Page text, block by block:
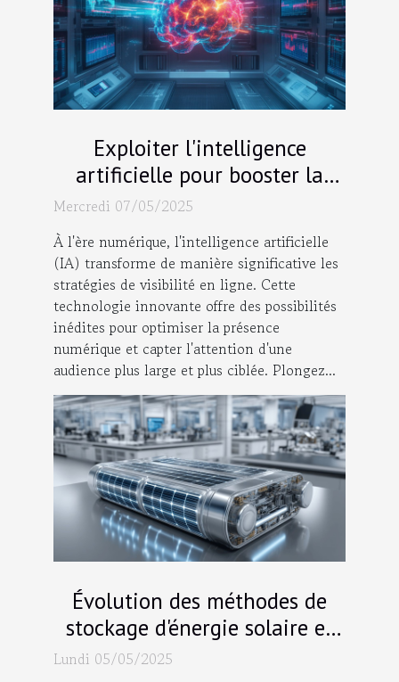
Exploiter l'intelligence
artificielle pour booster la
visibilité en ligne
Mercredi 07/05/2025
À l'ère numérique, l'intelligence artificielle
(IA) transforme de manière significative les
stratégies de visibilité en ligne. Cette
technologie innovante offre des possibilités
inédites pour optimiser la présence
numérique et capter l'attention d'une
audience plus large et plus ciblée. Plongez...
Évolution des méthodes de
stockage d'énergie solaire et
leur viabilité économique
Lundi 05/05/2025